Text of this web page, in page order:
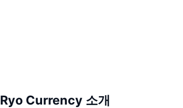
Ryo Currency 소개